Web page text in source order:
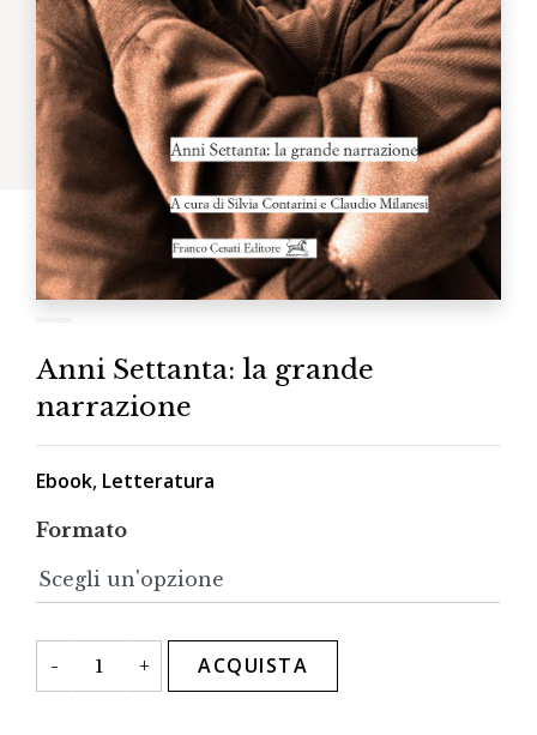
Anni Settanta: la grande
narrazione
Ebook, Letteratura
Formato
-
Anni
Settanta:
la
+ ACQUISTA